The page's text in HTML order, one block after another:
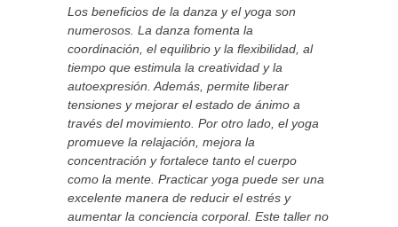
Los beneficios de la danza y el yoga son
numerosos. La danza fomenta la
coordinación, el equilibrio y la flexibilidad, al
tiempo que estimula la creatividad y la
autoexpresión. Además, permite liberar
tensiones y mejorar el estado de ánimo a
través del movimiento. Por otro lado, el yoga
promueve la relajación, mejora la
concentración y fortalece tanto el cuerpo
como la mente. Practicar yoga puede ser una
excelente manera de reducir el estrés y
aumentar la conciencia corporal. Este taller no